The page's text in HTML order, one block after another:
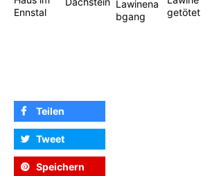
Ennstal
Lawinena
bgang
getötet
Teilen
Tweet
Speichern